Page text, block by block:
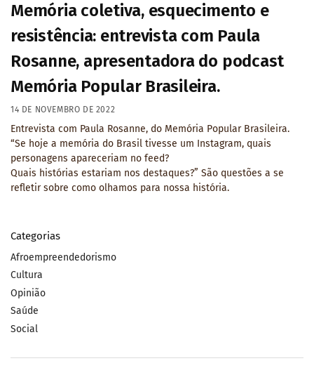
Memória coletiva, esquecimento e
resistência: entrevista com Paula
Rosanne, apresentadora do podcast
Memória Popular Brasileira.
14 DE NOVEMBRO DE 2022
Entrevista com Paula Rosanne, do Memória Popular Brasileira.
“Se hoje a memória do Brasil tivesse um Instagram, quais
personagens apareceriam no feed?
Quais histórias estariam nos destaques?” São questões a se
refletir sobre como olhamos para nossa história.
Categorias
Afroempreendedorismo
Cultura
Opinião
Saúde
Social